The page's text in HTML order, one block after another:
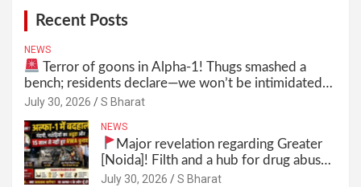
Recent Posts
NEWS
Terror of goons in Alpha-1! Thugs smashed a
bench; residents declare—we won’t be intimidated
anymore! Who is the mastermind behind it all? |
July 30, 2026 S Bharat
NEWS
Major revelation regarding Greater
[Noida]! Filth and a hub for drug abuse
in Alpha-1, and no RWA elections for
July 30, 2026 S Bharat